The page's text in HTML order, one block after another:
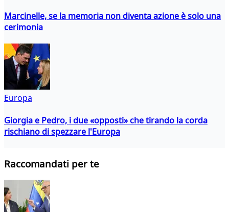
Marcinelle, se la memoria non diventa azione è solo una
cerimonia
Europa
Giorgia e Pedro, i due «opposti» che tirando la corda
rischiano di spezzare l'Europa
Raccomandati per te